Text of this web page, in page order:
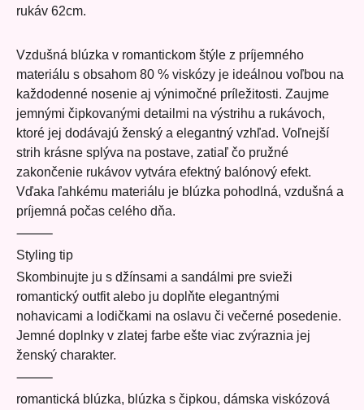
rukáv 62cm.
Vzdušná blúzka v romantickom štýle z príjemného
materiálu s obsahom 80 % viskózy je ideálnou voľbou na
každodenné nosenie aj výnimočné príležitosti. Zaujme
jemnými čipkovanými detailmi na výstrihu a rukávoch,
ktoré jej dodávajú ženský a elegantný vzhľad. Voľnejší
strih krásne splýva na postave, zatiaľ čo pružné
zakončenie rukávov vytvára efektný balónový efekt.
Vďaka ľahkému materiálu je blúzka pohodlná, vzdušná a
príjemná počas celého dňa.
⸻
Styling tip
Skombinujte ju s džínsami a sandálmi pre svieži
romantický outfit alebo ju doplňte elegantnými
nohavicami a lodičkami na oslavu či večerné posedenie.
Jemné doplnky v zlatej farbe ešte viac zvýraznia jej
ženský charakter.
⸻
romantická blúzka, blúzka s čipkou, dámska viskózová